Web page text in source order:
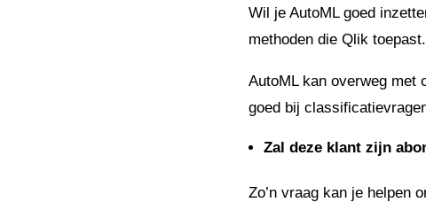
Wil je AutoML goed
methoden die Qlik
AutoML kan overweg met
goed bij
Zal deze klant zijn
Zo’n vraag kan je helpen